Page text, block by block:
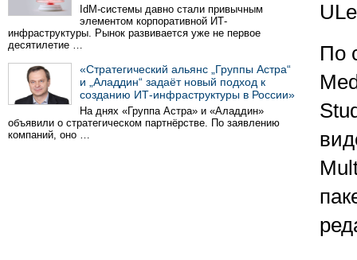
IdM-системы давно стали привычным
элементом корпоративной ИТ-
инфраструктуры. Рынок развивается уже не первое
десятилетие …
«Стратегический альянс „Группы Астра“
и „Аладдин“ задаёт новый подход к
созданию ИТ-инфраструктуры в России»
На днях «Группа Астра» и «Аладдин»
объявили о стратегическом партнёрстве. По заявлению
компаний, оно …
По